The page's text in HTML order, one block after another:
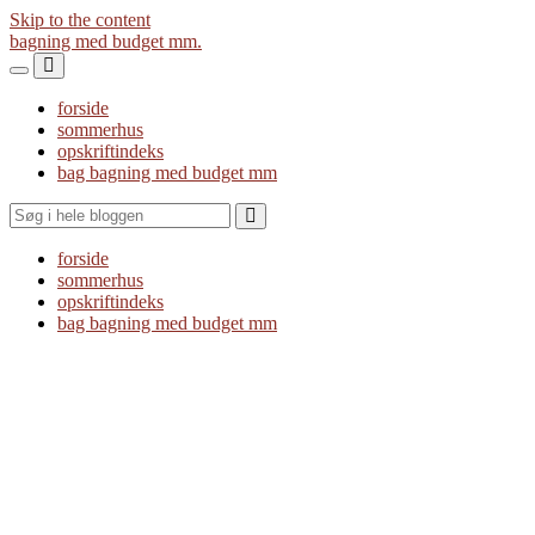
Skip to the content
bagning med budget mm.
Toggle
mobile
menu
Toggle
the
search
field
forside
sommerhus
opskriftindeks
bag bagning med budget mm
forside
sommerhus
opskriftindeks
bag bagning med budget mm